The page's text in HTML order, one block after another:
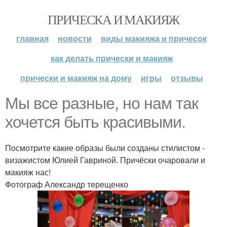
ПРИЧЕСКА И МАКИЯЖ
главная новости
виды макияжа и причесок
как делать прически и макияж
прически и макияж на дому
игры отзывы
Мы все разные, но нам так
хочется быть красивыми.
Посмотрите какие образы были созданы стилистом -
визажистом Юлией Гавриной. Причёски очаровали и
макияж нас!
Фотограф Александр терещенко